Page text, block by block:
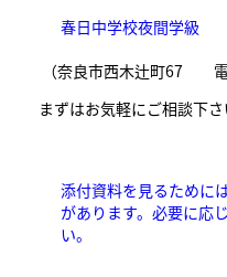
春日中学校夜間学級
（奈良市西木辻町67 電
まずはお気軽にご相談下さ
添付資料を見るために
があります。必要に応
い。